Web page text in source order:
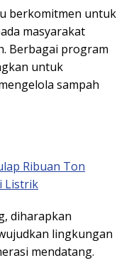
berkomitmen untuk
masyarakat
Berbagai program
untuk
sampah
Ribuan Ton
Listrik
diharapkan
lingkungan
mendatang.